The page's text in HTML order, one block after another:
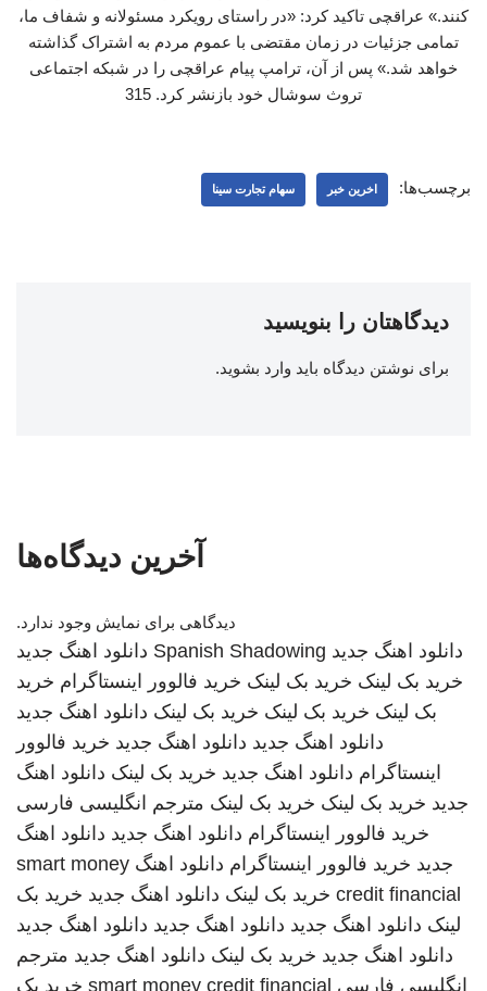
کنند.» عراقچی تاکید کرد: «در راستای رویکرد مسئولانه و شفاف ما،
تمامی جزئیات در زمان مقتضی با عموم مردم به اشتراک گذاشته
خواهد شد.» پس از آن، ترامپ پیام عراقچی را در شبکه اجتماعی
تروث سوشال خود بازنشر کرد. 315
برچسب‌ها: اخرین خبر سهام تجارت سینا
دیدگاهتان را بنویسید
برای نوشتن دیدگاه باید وارد بشوید.
آخرین دیدگاه‌ها
دیدگاهی برای نمایش وجود ندارد.
دانلود اهنگ جدید Spanish Shadowing دانلود اهنگ جدید
خرید بک لینک خرید بک لینک خرید فالوور اینستاگرام خرید
بک لینک خرید بک لینک خرید بک لینک دانلود اهنگ جدید
دانلود اهنگ جدید دانلود اهنگ جدید خرید فالوور
اینستاگرام دانلود اهنگ جدید خرید بک لینک دانلود اهنگ
جدید خرید بک لینک خرید بک لینک مترجم انگلیسی فارسی
خرید فالوور اینستاگرام دانلود اهنگ جدید دانلود اهنگ
جدید خرید فالوور اینستاگرام دانلود اهنگ smart money
credit financial خرید بک لینک دانلود اهنگ جدید خرید بک
لینک دانلود اهنگ جدید دانلود اهنگ جدید دانلود اهنگ جدید
دانلود اهنگ جدید خرید بک لینک دانلود اهنگ جدید مترجم
انگلیسی فارسی smart money credit financial خرید بک